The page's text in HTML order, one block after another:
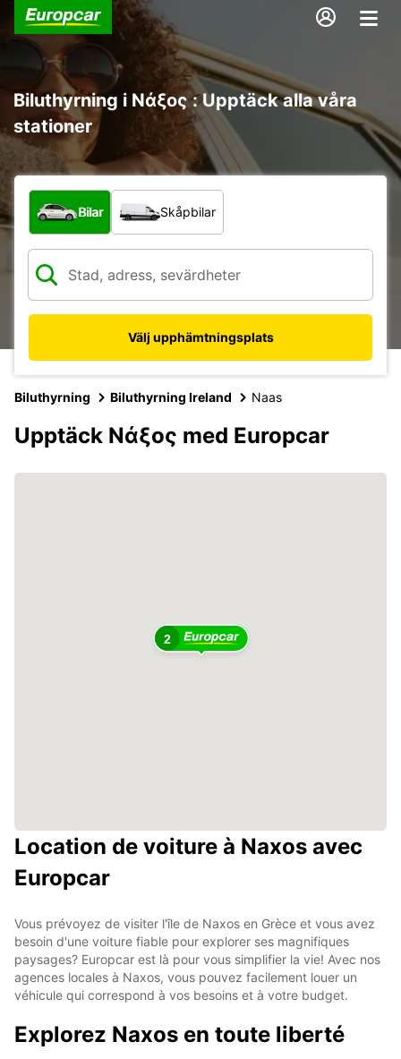
Biluthyrning i Νάξος : Upptäck alla våra
stationer
Vilken typ av fordon?
Bilar Skåpbilar
Välj upphämtningsplats
Biluthyrning Biluthyrning Ireland Naas
Upptäck Νάξος med Europcar
2
Location de voiture à Naxos avec
Europcar
Vous prévoyez de visiter l'île de Naxos en Grèce et vous avez
besoin d'une voiture fiable pour explorer ses magnifiques
paysages? Europcar est là pour vous simplifier la vie! Avec nos
agences locales à Naxos, vous pouvez facilement louer un
véhicule qui correspond à vos besoins et à votre budget.
Explorez Naxos en toute liberté